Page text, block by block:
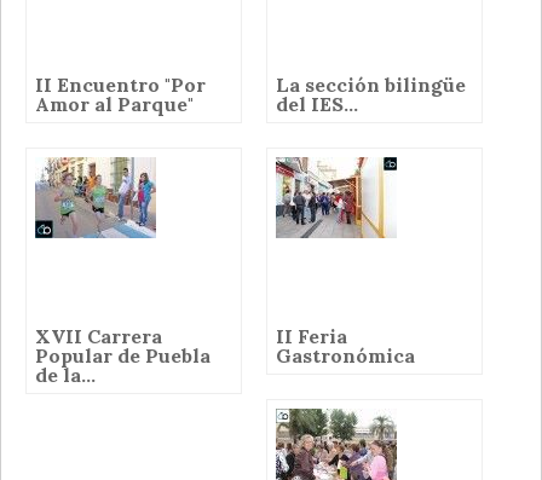
II Encuentro "Por
Amor al Parque"
La sección bilingüe
del IES...
XVII Carrera
Popular de Puebla
de la...
II Feria
Gastronómica